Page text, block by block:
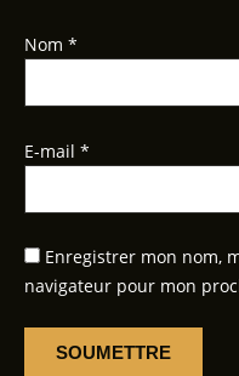
Nom *
E-mail *
Enregistrer mon nom,
navigateur pour mon